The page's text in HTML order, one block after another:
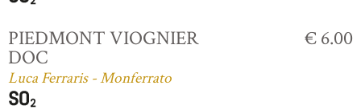
PIEDMONT VIOGNIER
DOC
Luca Ferraris - Monferrato
€ 6.00